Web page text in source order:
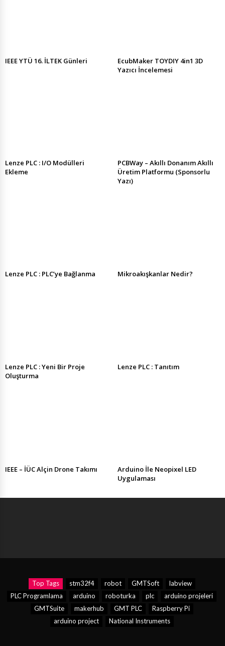
IEEE YTÜ 16. İLTEK Günleri
EcubMaker TOYDIY 4in1 3D
Yazıcı İncelemesi
Lenze PLC : I/O Modülleri
Ekleme
PCBWay – Akıllı Donanım Akıllı
Üretim Platformu (Sponsorlu
Yazı)
Lenze PLC : PLC’ye Bağlanma Mikroakışkanlar Nedir?
Lenze PLC : Yeni Bir Proje
Oluşturma
Lenze PLC : Tanıtım
IEEE – İÜC Alçin Drone Takımı
Arduino İle Neopixel LED
Uygulaması
Top Tags stm32f4 robot GMTSoft
labview
PLC Programlama
arduino roboturka plc
arduino projeleri
GMTSuite
makerhub GMT PLC
Raspberry Pi
arduino project
National Instruments